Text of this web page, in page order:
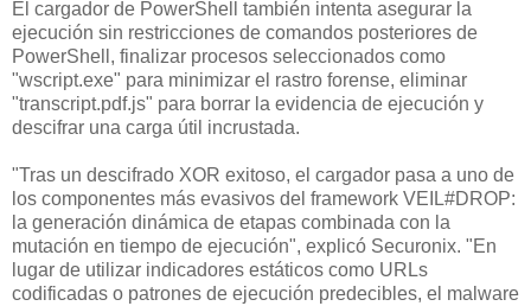
El cargador de PowerShell también intenta asegurar la
ejecución sin restricciones de comandos posteriores de
PowerShell, finalizar procesos seleccionados como
"wscript.exe" para minimizar el rastro forense, eliminar
"transcript.pdf.js" para borrar la evidencia de ejecución y
descifrar una carga útil incrustada.
"Tras un descifrado XOR exitoso, el cargador pasa a uno de
los componentes más evasivos del framework VEIL#DROP:
la generación dinámica de etapas combinada con la
mutación en tiempo de ejecución", explicó Securonix. "En
lugar de utilizar indicadores estáticos como URLs
codificadas o patrones de ejecución predecibles, el malware